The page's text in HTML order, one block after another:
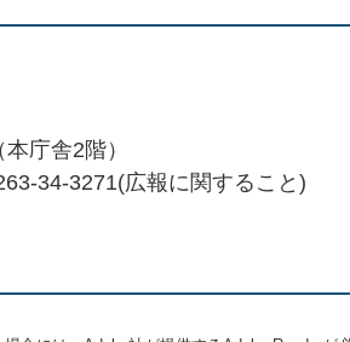
庁舎2階）
34-3271(広報に関すること)